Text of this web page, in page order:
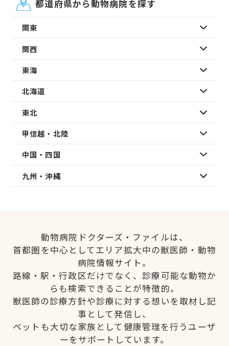
都道府県から動物病院を探す
関東
関西
東海
北海道
東北
甲信越・北陸
中国・四国
九州・沖縄
動物病院ドクターズ・ファイルは、
首都圏を中心としてエリア拡大中の獣医師・動物
病院情報サイト。
路線・駅・行政区だけでなく、診療可能な動物か
らも検索できることが特徴的。
獣医師の診療方針や診療に対する想いを取材し記
事として発信し、
ペットも大切な家族として健康管理を行うユーザ
ーをサポートしています。